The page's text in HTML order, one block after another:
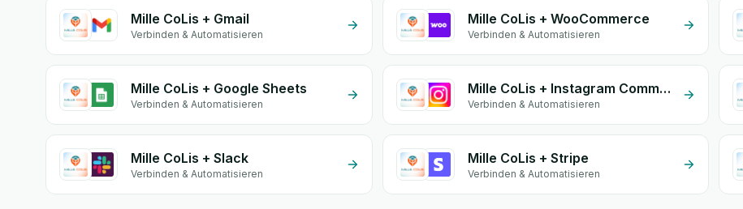
Mille CoLis + Gmail
Verbinden & Automatisieren
Mille CoLis + WooCommerce
Verbinden & Automatisieren
Mille CoLis + Google Sheets
Verbinden & Automatisieren
Mille CoLis + Instagram Comment
Verbinden & Automatisieren
Mille CoLis + Slack
Verbinden & Automatisieren
Mille CoLis + Stripe
Verbinden & Automatisieren